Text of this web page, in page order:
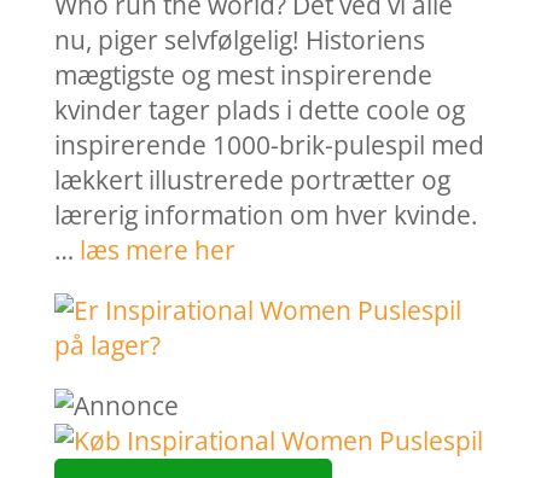
nu, piger selvfølgelig! Historiens
mægtigste og mest inspirerende
kvinder tager plads i dette coole og
inspirerende 1000-brik-pulespil med
lækkert illustrerede portrætter og
lærerig information om hver kvinde.
… læs mere her